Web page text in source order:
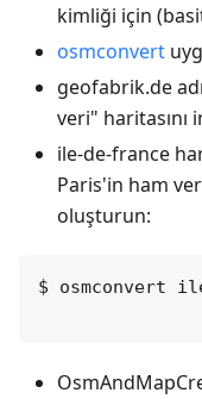
kimliği için
osmconvert
geofabrik.de
veri" haritasını
ile-de-france
Paris'in ham
oluşturun:
$ osmconvert